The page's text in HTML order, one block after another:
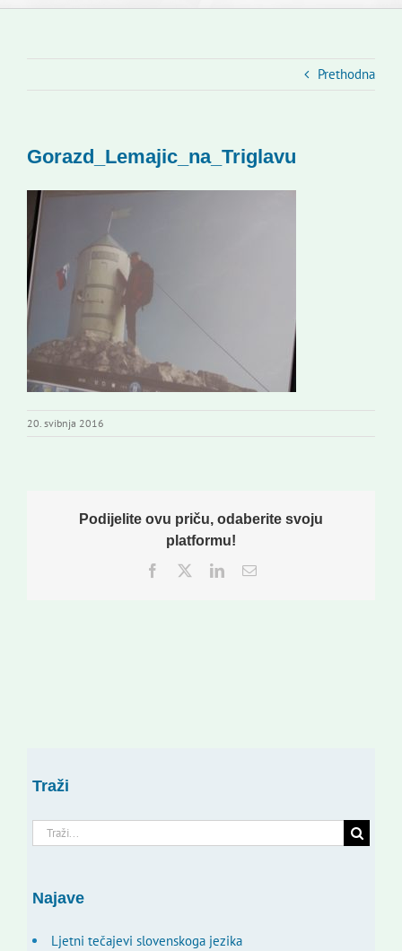
Novosti
Kontakti
Novi odmev – naše glasilo
Izdavaštvo
Korisne informacije
Prethodna
Gorazd_Lemajic_na_Triglavu
20. svibnja 2016
Podijelite ovu priču, odaberite svoju
platformu!
Facebook
TwitterLinkedInEmail:
Traži
Traži...
Najave
Ljetni tečajevi slovenskoga jezika